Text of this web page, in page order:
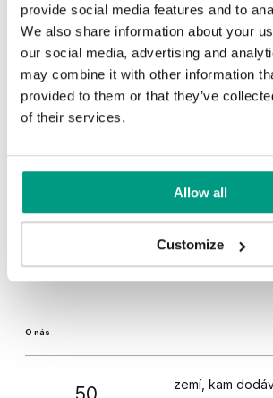
provide social media features and to
We also share information about your
our social media, advertising and
may combine it with other information
provided to them or that they’ve
of their services.
Allow all
Customize
O nás
zemí, kam